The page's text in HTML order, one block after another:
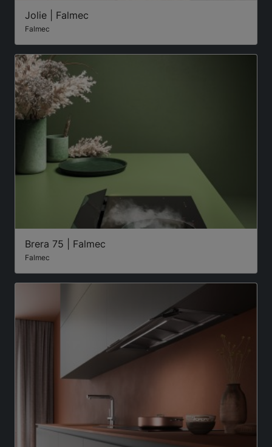
Jolie | Falmec
Falmec
Brera 75 | Falmec
Falmec